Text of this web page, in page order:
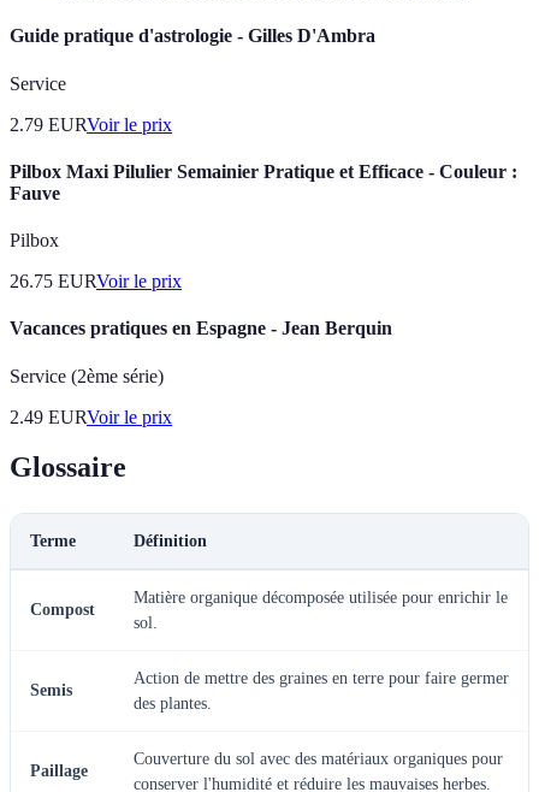
Guide pratique d'astrologie - Gilles D'Ambra
Service
2.79 EURVoir le prix
Pilbox Maxi Pilulier Semainier Pratique et Efficace - Couleur :
Fauve
Pilbox
26.75 EURVoir le prix
Vacances pratiques en Espagne - Jean Berquin
Service (2ème série)
2.49 EURVoir le prix
Glossaire
Terme Définition
Compost
Matière organique décomposée utilisée pour enrichir le
sol.
Semis
Action de mettre des graines en terre pour faire germer
des plantes.
Paillage
Couverture du sol avec des matériaux organiques pour
conserver l'humidité et réduire les mauvaises herbes.